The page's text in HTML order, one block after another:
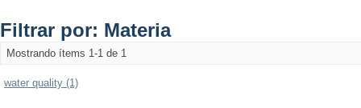
Filtrar por: Materia
Mostrando ítems 1-1 de 1
water quality (1)